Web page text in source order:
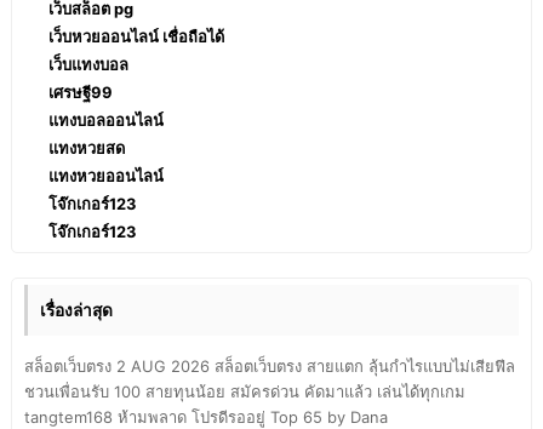
เว็บสล็อต pg
เว็บหวยออนไลน์ เชื่อถือได้
เว็บแทงบอล
เศรษฐี99
แทงบอลออนไลน์
แทงหวยสด
แทงหวยออนไลน์
โจ๊กเกอร์123
โจ๊กเกอร์123
เรื่องล่าสุด
สล็อตเว็บตรง 2 AUG 2026 สล็อตเว็บตรง สายแตก ลุ้นกำไรแบบไม่เสียฟีล
ชวนเพื่อนรับ 100 สายทุนน้อย สมัครด่วน คัดมาแล้ว เล่นได้ทุกเกม
tangtem168 ห้ามพลาด โปรดีรออยู่ Top 65 by Dana